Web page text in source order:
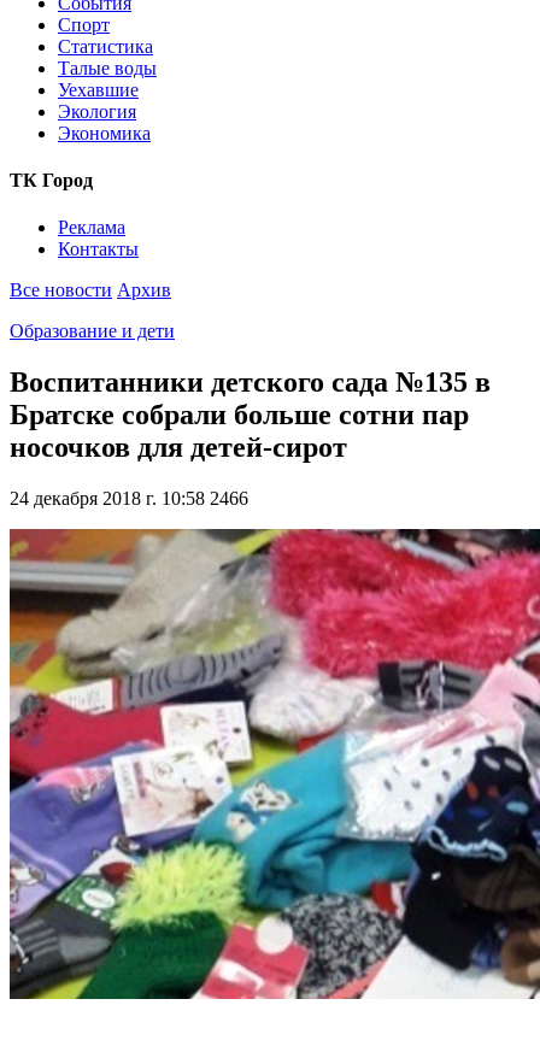
Спорт
Статистика
Талые воды
Уехавшие
Экология
Экономика
ТК Город
Реклама
Контакты
Все новости Архив
Образование и дети
Воспитанники детского сада №135 в
Братске собрали больше сотни пар
носочков для детей-сирот
24 декабря 2018 г. 10:58 2466